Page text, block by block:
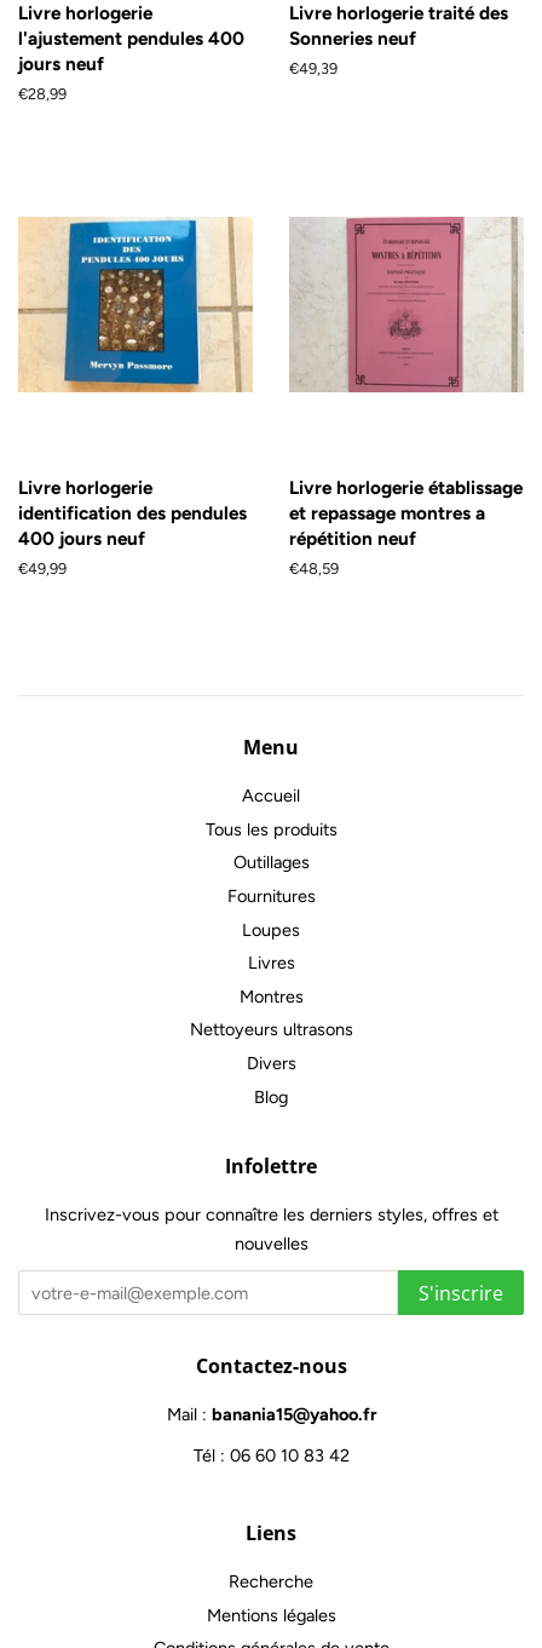
Livre horlogerie
l'ajustement pendules 400
jours neuf
Prix
€28,99
Livre horlogerie traité des
Sonneries neuf
Prix
€49,39
Livre horlogerie
identification des pendules
400 jours neuf
Prix
€49,99
Livre horlogerie établissage
et repassage montres a
répétition neuf
Prix
€48,59
Menu
Accueil
Tous les produits
Outillages
Fournitures
Loupes
Livres
Montres
Nettoyeurs ultrasons
Divers
Blog
Infolettre
Inscrivez-vous pour connaître les derniers styles, offres et
nouvelles
S'inscrire
Contactez-nous
Mail : banania15@yahoo.fr
Tél : 06 60 10 83 42
Liens
Recherche
Mentions légales